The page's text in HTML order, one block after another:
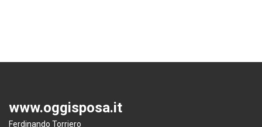
www.oggisposa.it
Ferdinando Torriero